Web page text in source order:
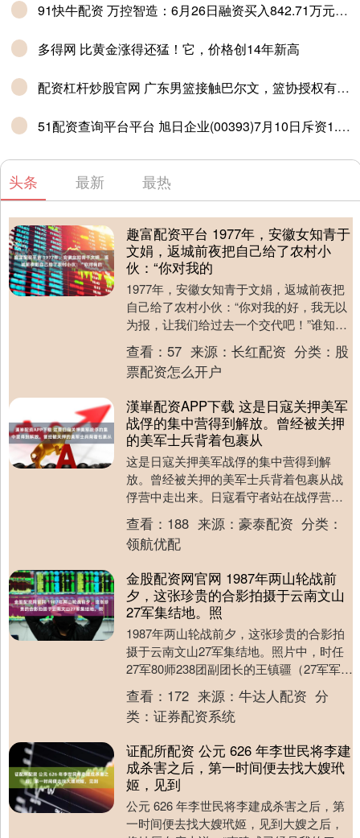
91快牛配资 万控智造：6月26日融资买入842.71万元，融资融券余额7407.23万元
多得网 比黄金涨得还猛！它，价格创14年新高
配资杠杆炒股官网 广东男篮接触巴尔文，篮协授权有望获批，董事会信心十足！
51配资查询平台平台 旭日企业(00393)7月10日斥资1.1万港元回购8000股
头条 最新 最热
趣富配资平台 1977年，安徽女知青于
文娟，返城前夜把自己给了农村小
伙：“你对我的
1977年，安徽女知青于文娟，返城前夜把
自己给了农村小伙：“你对我的好，我无以
为报，让我们给过去一个交代吧！”谁知回
城不久，她却突然消失不见，一生就此改
变。 1....
查看： 57 来源： 长红配资 分类： 股
票配资怎么开户
漢崋配资APP下载 这是日寇关押美军
战俘的集中营得到解放。曾经被关押
的美军士兵背着包裹从
这是日寇关押美军战俘的集中营得到解
放。曾经被关押的美军士兵背着包裹从战
俘营中走出来。日寇看守者站在战俘营的
大门前向这名美军士兵低头哈腰。可是，
这名美军士兵根本就....
查看： 188 来源： 豪泰配资 分类：
领航优配
金股配资网官网 1987年两山轮战前
夕，这张珍贵的合影拍摄于云南文山
27军集结地。照
1987年两山轮战前夕，这张珍贵的合影拍
摄于云南文山27军集结地。照片中，时任
27军80师238团副团长的王镇疆（27军军长
王毅独子）与军医妻子林丹红并肩而
立，....
查看： 172 来源： 牛达人配资 分
类： 证券配资系统
证配所配资 公元 626 年李世民将李建
成杀害之后，第一时间便去找大嫂玳
姬，见到
公元 626 年李世民将李建成杀害之后，第
一时间便去找大嫂玳姬，见到大嫂之后，